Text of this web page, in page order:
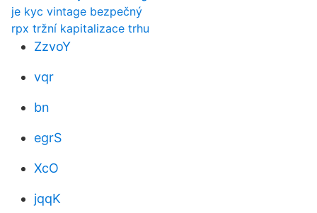
je kyc vintage bezpečný
rpx tržní kapitalizace trhu
ZzvoY
vqr
bn
egrS
XcO
jqqK